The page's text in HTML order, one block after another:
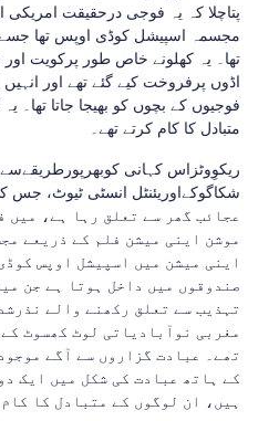
پتاچلا کہ یہ فوجی درحقیقت امریکی
مجسمہ اسپیشل کوڈی اوپس تھا جسے
تھا۔ یہ کھلونے خاص طور پرکویت
اڈوں پرفروخت کیے گئے تھے اور انہیں
فوجیوں کے بچوں کو بھیجا جاتا تھا۔
متبادل کا کام کرتے تھے۔
ریکوِوٹزاس کہانی
عجائب گھر سے تعلق رہا ہے، میں
موشن اینی میشن فلم کے ذریعے
اینی میشن میں اسپیشل اوپس
صندوقوں میں داخل ہوتا ہے جن
تہذیب سے تعلق رکھنے والے
مغربی نوآبادیاتی لوٹ کھسوٹ
تھے۔ عبادت گزاروں سے آگے
کے ہاتھ عبادت کی شکل میں ایک
ہیں، ان لوگوں کے متبادل کا